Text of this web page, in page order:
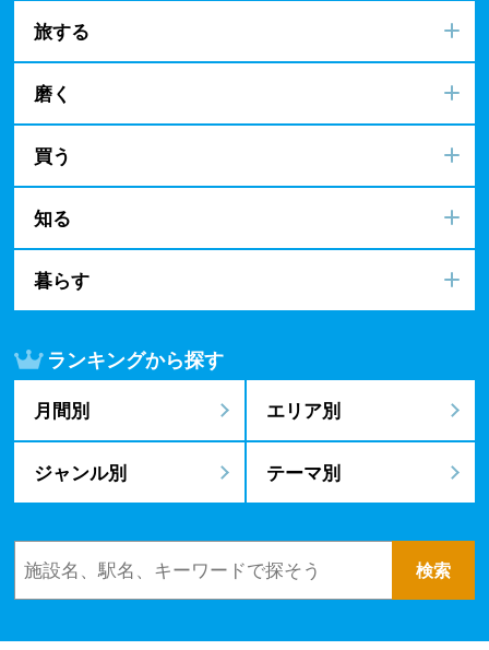
旅する
磨く
買う
知る
暮らす
ランキングから探す
月間別 エリア別
ジャンル別 テーマ別